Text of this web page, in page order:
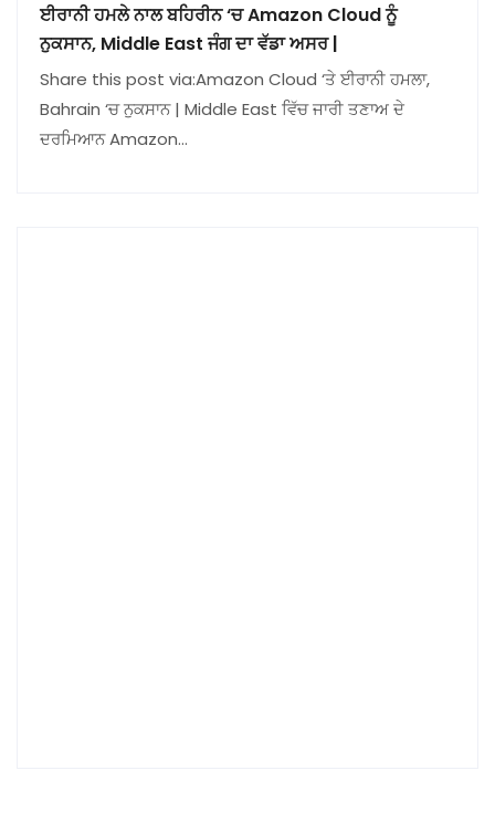
ਈਰਾਨੀ ਹਮਲੇ ਨਾਲ ਬਹਿਰੀਨ ‘ਚ Amazon Cloud ਨੂੰ
ਨੁਕਸਾਨ, Middle East ਜੰਗ ਦਾ ਵੱਡਾ ਅਸਰ |
Share this post via:Amazon Cloud ‘ਤੇ ਈਰਾਨੀ ਹਮਲਾ,
Bahrain ‘ਚ ਨੁਕਸਾਨ | Middle East ਵਿੱਚ ਜਾਰੀ ਤਣਾਅ ਦੇ
ਦਰਮਿਆਨ Amazon…